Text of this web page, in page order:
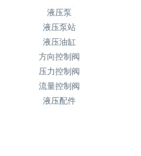
液压泵
液压泵站
液压油缸
方向控制阀
压力控制阀
流量控制阀
液压配件